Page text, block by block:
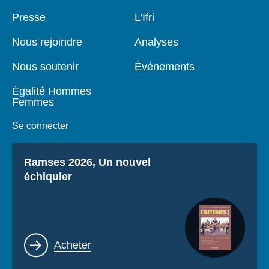
Pied
Presse
Nous rejoindre
Nous soutenir
Égalité Hommes
Femmes
Se connecter
Navigation
L'Ifri
Analyses
Événements
Titre
Ramses 2026, Un nouvel
échiquier
Lien
Acheter